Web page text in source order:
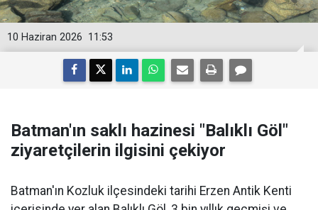
11:53
10 Haziran 2026
Batman'ın saklı hazinesi "Balıklı Göl"
ziyaretçilerin ilgisini çekiyor
Batman'ın Kozluk ilçesindeki tarihi Erzen Antik Kenti